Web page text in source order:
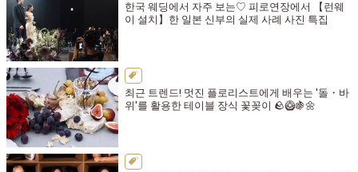
한국 웨딩에서 자주 보는♡ 피로연장에서 【런웨
이 설치】한 일본 신부의 실제 사례 사진 특집
최근 트렌드! 멋진 플로리스트에게 배우는 '돌・바
위'를 활용한 테이블 장식 꽃꽂이 🪨🥝🍇🌼